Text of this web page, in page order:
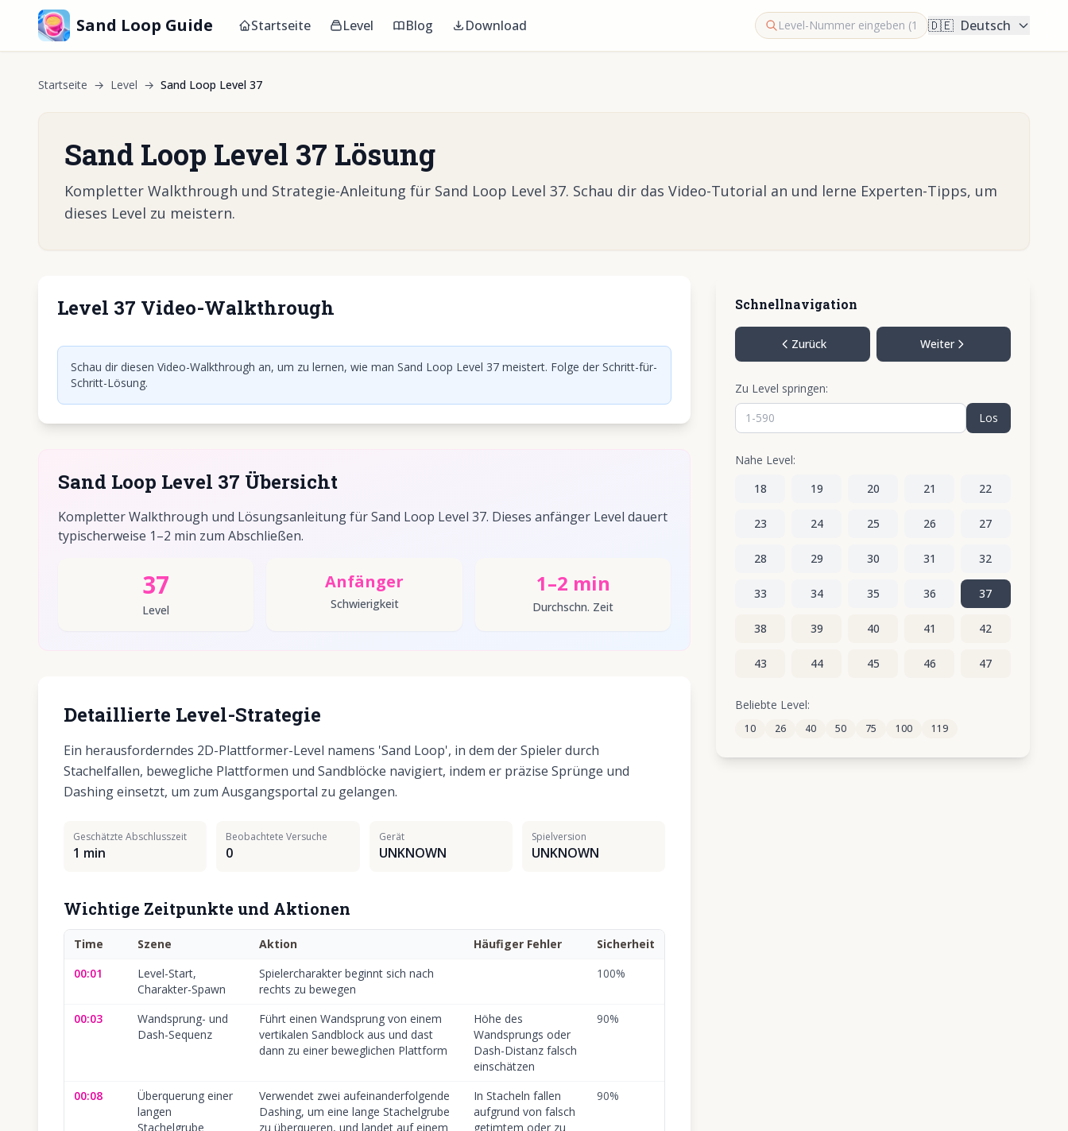
Sand Loop Guide Startseite Level Blog Download 🇩🇪 Deutsch
Startseite → Level → Sand Loop Level 37
Sand Loop Level 37 Lösung
Kompletter Walkthrough und Strategie-Anleitung für Sand Loop Level 37. Schau dir das Video-Tutorial an und lerne Experten-Tipps, um
dieses Level zu meistern.
Level 37 Video-WalkthroughKlicken, um Video abzuspielen
Schau dir diesen Video-Walkthrough an, um zu lernen, wie man Sand Loop Level 37 meistert. Folge der Schritt-für-
Schritt-Lösung.
Sand Loop Level 37 Übersicht
Kompletter Walkthrough und Lösungsanleitung für Sand Loop Level 37. Dieses anfänger Level dauert
typischerweise 1–2 min zum Abschließen.
37
Level
Anfänger
Schwierigkeit
1–2 min
Durchschn. Zeit
Detaillierte Level-Strategie
Ein herausforderndes 2D-Plattformer-Level namens 'Sand Loop', in dem der Spieler durch
Stachelfallen, bewegliche Plattformen und Sandblöcke navigiert, indem er präzise Sprünge und
Dashing einsetzt, um zum Ausgangsportal zu gelangen.
Geschätzte Abschlusszeit
1 min
Beobachtete Versuche
0
Gerät
UNKNOWN
Spielversion
UNKNOWN
Wichtige Zeitpunkte und Aktionen
Time Szene Aktion Häufiger Fehler
Sicherheit
00:01
Level-Start,
Charakter-Spawn
Spielercharakter beginnt sich nach
rechts zu bewegen
100%
00:03
Wandsprung- und
Dash-Sequenz
Führt einen Wandsprung von einem
vertikalen Sandblock aus und dast
dann zu einer beweglichen Plattform
Höhe des
Wandsprungs oder
Dash-Distanz falsch
einschätzen
90%
00:08
Überquerung einer
langen
Stachelgrube
Verwendet zwei aufeinanderfolgende
Dashing, um eine lange Stachelgrube
zu überqueren, und landet auf einem
In Stacheln fallen
aufgrund von falsch
getimtem oder zu
90%
Schnellnavigation
Zurück Weiter
Zu Level springen:
Los
Nahe Level:
18
19 20 21 22
23 24 25 26 27
28 29 30 31 32
33 34 35 36 37
38 39 40 41 42
43 44 45 46 47
48
53 54 55 56
Beliebte Level:
10 26 40 50 75 100 119